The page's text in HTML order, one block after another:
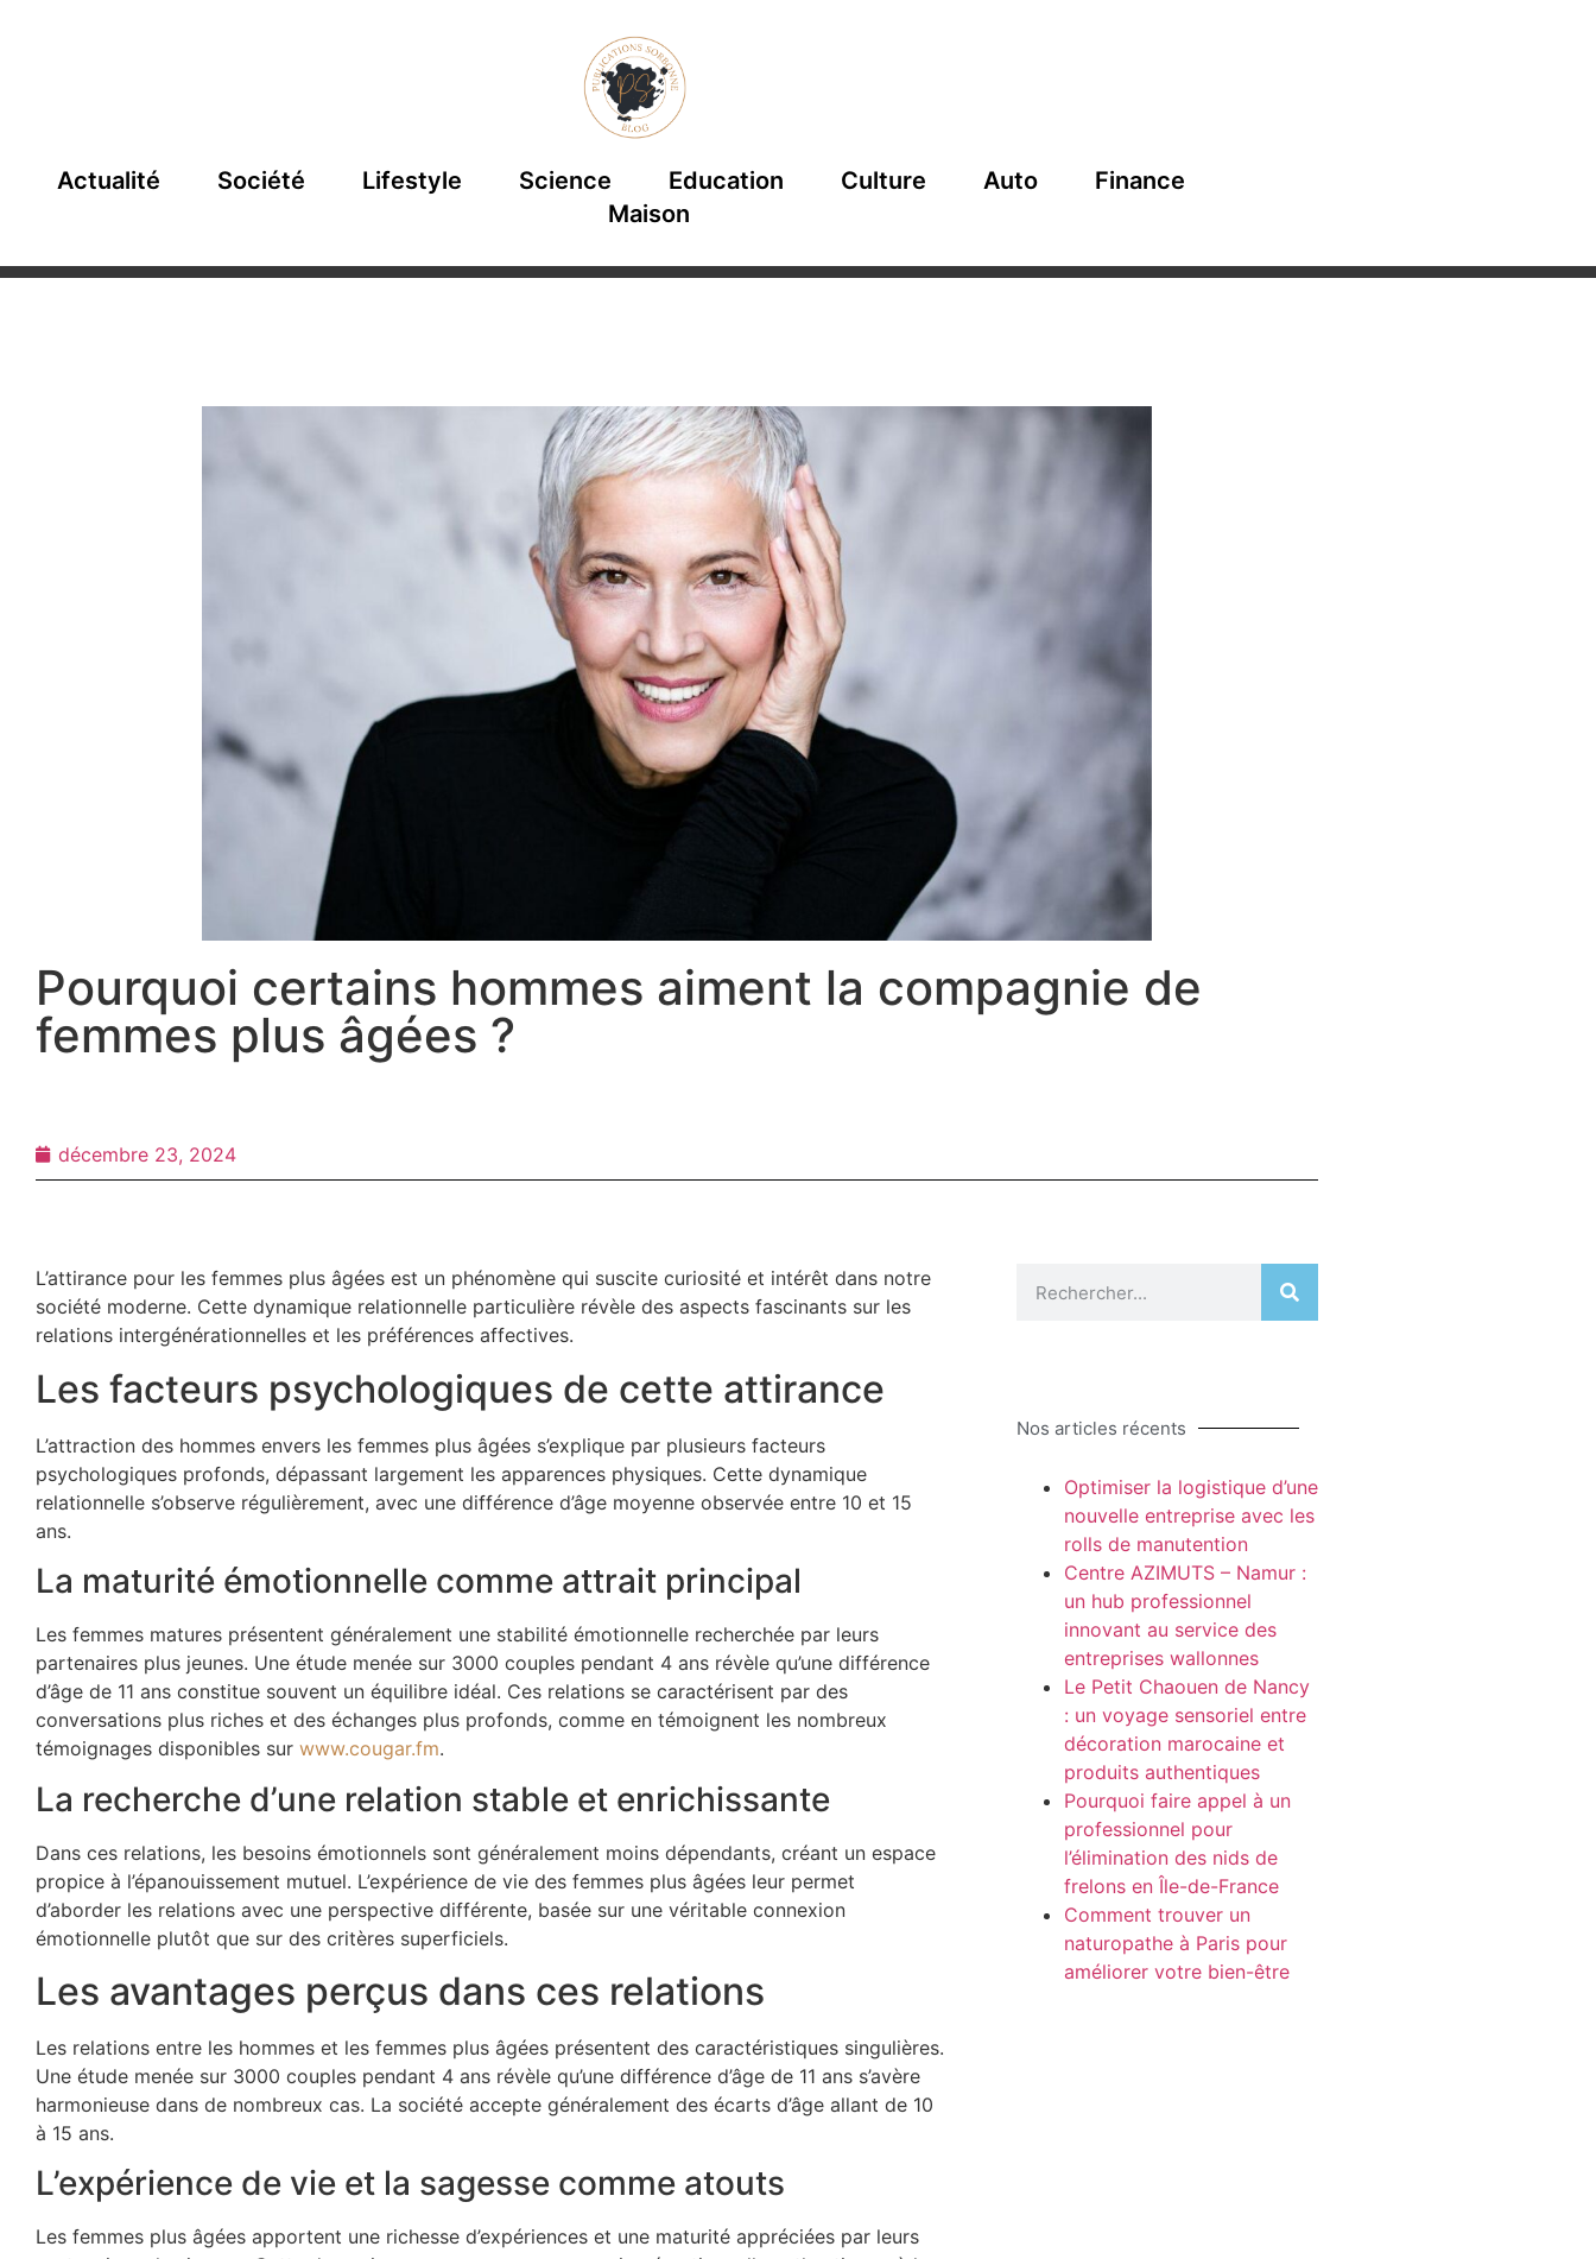
Actualité Société Lifestyle Science Education Culture Auto
Finance
Maison
Pourquoi certains hommes aiment la compagnie de
femmes plus âgées ?
décembre 23, 2024
L’attirance pour les femmes plus âgées est un phénomène qui suscite curiosité et intérêt dans notre
société moderne. Cette dynamique relationnelle particulière révèle des aspects fascinants sur les
relations intergénérationnelles et les préférences affectives.
Les facteurs psychologiques de cette attirance
L’attraction des hommes envers les femmes plus âgées s’explique par plusieurs facteurs
psychologiques profonds, dépassant largement les apparences physiques. Cette dynamique
relationnelle s’observe régulièrement, avec une différence d’âge moyenne observée entre 10 et 15
ans.
La maturité émotionnelle comme attrait principal
Les femmes matures présentent généralement une stabilité émotionnelle recherchée par leurs
partenaires plus jeunes. Une étude menée sur 3000 couples pendant 4 ans révèle qu’une différence
d’âge de 11 ans constitue souvent un équilibre idéal. Ces relations se caractérisent par des
conversations plus riches et des échanges plus profonds, comme en témoignent les nombreux
témoignages disponibles sur www.cougar.fm.
La recherche d’une relation stable et enrichissante
Dans ces relations, les besoins émotionnels sont généralement moins dépendants, créant un espace
propice à l’épanouissement mutuel. L’expérience de vie des femmes plus âgées leur permet
d’aborder les relations avec une perspective différente, basée sur une véritable connexion
émotionnelle plutôt que sur des critères superficiels.
Les avantages perçus dans ces relations
Les relations entre les hommes et les femmes plus âgées présentent des caractéristiques singulières.
Une étude menée sur 3000 couples pendant 4 ans révèle qu’une différence d’âge de 11 ans s’avère
harmonieuse dans de nombreux cas. La société accepte généralement des écarts d’âge allant de 10
à 15 ans.
L’expérience de vie et la sagesse comme atouts
Les femmes plus âgées apportent une richesse d’expériences et une maturité appréciées par leurs
Nos articles récents
Optimiser la logistique d’une
nouvelle entreprise avec les
rolls de manutention
Centre AZIMUTS – Namur :
un hub professionnel
innovant au service des
entreprises wallonnes
Le Petit Chaouen de Nancy
: un voyage sensoriel entre
décoration marocaine et
produits authentiques
Pourquoi faire appel à un
professionnel pour
l’élimination des nids de
frelons en Île-de-France
Comment trouver un
naturopathe à Paris pour
améliorer votre bien-être